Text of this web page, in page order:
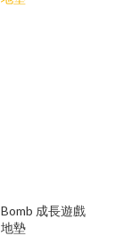
成長遊戲
地墊